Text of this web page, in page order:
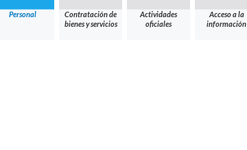
Personal
Contratación de
bienes y servicios
Actividades
oficiales
Acceso a la
información